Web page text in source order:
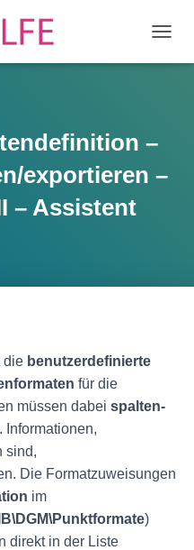
A
O
H
–
exportieren –
– Assistent
die benutzerdefinierte
für die
müssen dabei spalten-
Informationen,
sind,
Die Formatzuweisungen
im
)
direkt in der Liste